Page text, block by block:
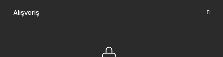
Alışveriş